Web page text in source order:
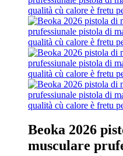
Beoka 2026
musculare